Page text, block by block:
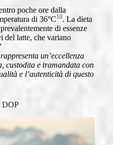
poche ore dalla
di 36°C10. La dieta
di essenze
del latte, che variano
un’eccellenza
custodita e tramandata con
e l’autenticità di questo
DOP